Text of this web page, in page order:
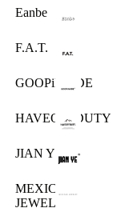
Eanbe
F.A.T.
GOOPiMADE
HAVEOFFDUTY
JIAN YE
MEXICAN
JEWELRY